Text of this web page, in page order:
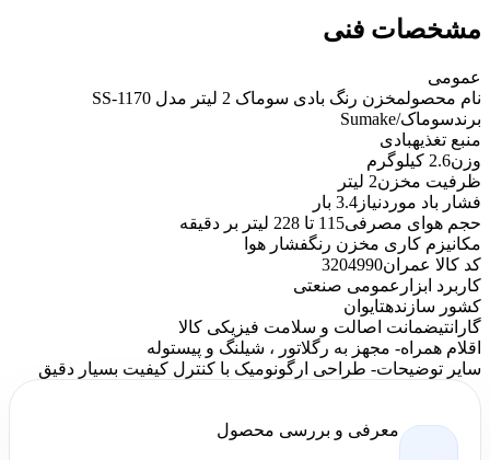
مشخصات فنی
عمومی
نام محصولمخزن رنگ بادی سوماک 2 لیتر مدل SS-1170
برندسوماک/Sumake
منبع تغذیهبادی
وزن2.6 کیلوگرم
ظرفیت مخزن2 لیتر
فشار باد موردنیاز 3.4 بار
حجم هوای مصرفی115 تا 228 لیتر بر دقیقه
مکانیزم کاری مخزن رنگفشار هوا
کد کالا عمران3204990
کاربرد ابزار عمومی صنعتی
کشور سازندهتایوان
گارانتیضمانت اصالت و سلامت فیزیکی کالا
اقلام همراه- مجهز به رگلاتور ، شیلنگ و پیستوله
سایر توضیحات- طراحی ارگونومیک با کنترل کیفیت بسیار دقیق
معرفی و بررسی محصول